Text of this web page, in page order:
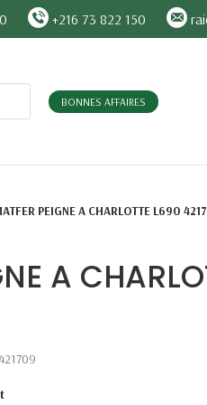
+216 73 822 150
BONNES AFFAIRES
PEIGNE A CHARLOTTE L690
A